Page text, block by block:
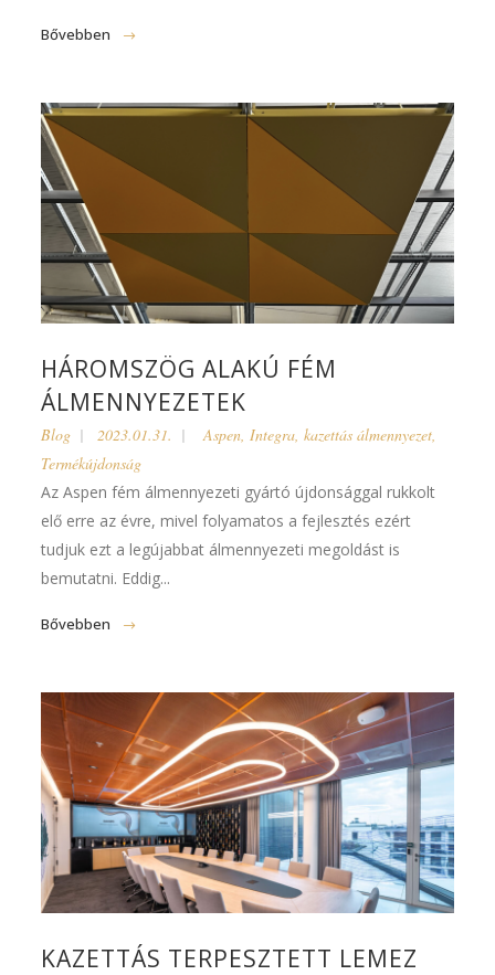
Bővebben
HÁROMSZÖG ALAKÚ FÉM
ÁLMENNYEZETEK
Blog 2023.01.31. Aspen,Integra,kazettás álmennyezet,
Termékújdonság
Az Aspen fém álmennyezeti gyártó újdonsággal rukkolt
elő erre az évre, mivel folyamatos a fejlesztés ezért
tudjuk ezt a legújabbat álmennyezeti megoldást is
bemutatni. Eddig...
Bővebben
KAZETTÁS TERPESZTETT LEMEZ